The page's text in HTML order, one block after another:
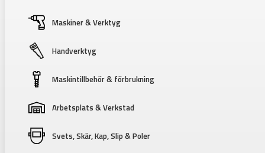
Maskiner & Verktyg
Handverktyg
Maskintillbehör & förbrukning
Arbetsplats & Verkstad
Svets, Skär, Kap, Slip & Poler